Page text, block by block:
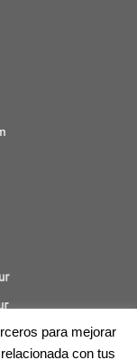
para mejorar
con tus